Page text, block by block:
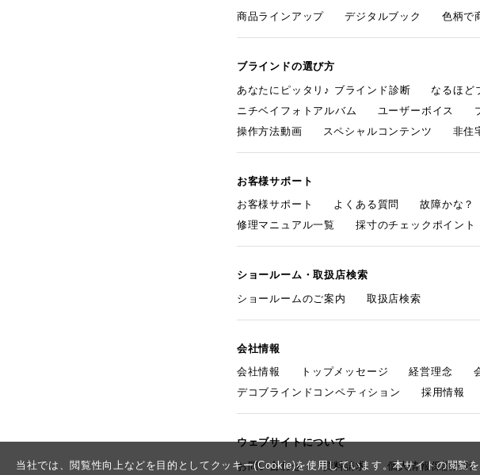
当社では、閲覧性向上などを目的としてクッキー(Cookie)を使用しています。本サイトの閲覧
商品ラインアップ
デジタルブック 色柄で
ブラインドの選び方
あなたにピッタリ♪ ブラインド診断
なるほど
ニチベイフォトアルバム
ユーザーボイス
操作方法動画
スペシャルコンテンツ 非住
お客様サポート
お客様サポート
よくある質問 故障かな？
修理マニュアル一覧
採寸のチェックポイント
ショールーム・取扱店検索
ショールームのご案内
取扱店検索
会社情報
会社情報
トップメッセージ 経営理念
デコブラインドコンペティション
採用情報
ウェブサイトについて
お問い合わせ
資料請求 個人情報保護方針